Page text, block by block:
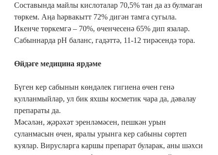
Составында майлы кислоталар 70,5% тан да аз булмаган
төркем. Аңа һәрвакытт 72% дигән тамга сугыла.
Икенче төркемгә – 70%, өченчесенә 65% дип язалар.
Сабыннарда pH баланс, гадәттә, 11-12 тирәсендә тора.
Өйдәге медицина ярдәме
Бүген кер сабынын көндәлек гигиена өчен генә
кулланмыйлар, ул бик яхшы косметик чара да, дәвалау
препараты да.
Мәсәлән, җәрәхәт эренләмәсен, пешкән урын
суланмасын өчен, яралы урынга кер сабыны сөртеп
куялар. Вирусларга каршы препарат буларак, аны шәхси